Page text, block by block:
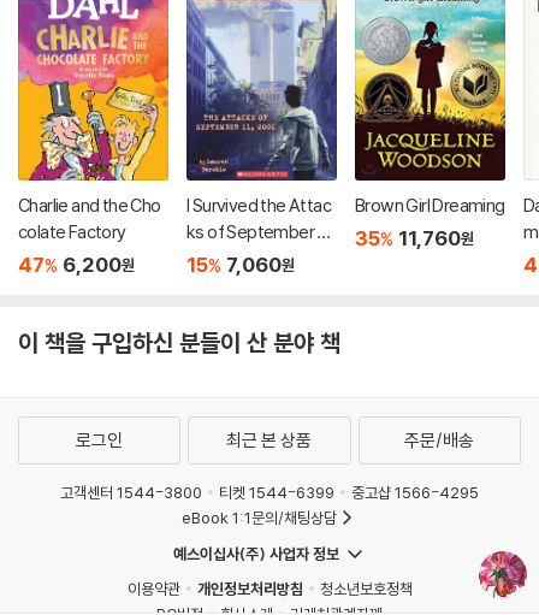
Charlie and the Cho
colate Factory
47% 6,200원
I Survived the Attac
ks of September 11t
h, 2001 (I Survived #
15% 7,060원
Brown Girl Dreaming
35% 11,760원
이 책을 구입하신 분들이 산 분야 책
로그인 최근 본 상품 주문/배송
고객센터 1544-3800 티켓 1544-6399
중고샵 1566-4295
eBook 1:1문의/채팅상담
예스이십사(주) 사업자 정보
이용약관
개인정보처리방침
청소년보호정책